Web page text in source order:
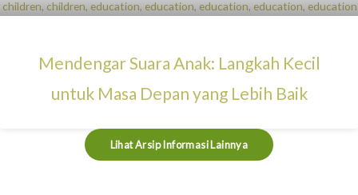
Mendengar Suara Anak: Langkah Kecil
untuk Masa Depan yang Lebih Baik
Lihat Arsip Informasi Lainnya